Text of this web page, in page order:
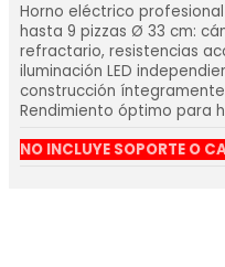
Horno eléctrico profesional
hasta 9 pizzas Ø 33 cm:
refractario, resistencias
iluminación LED
construcción
Rendimiento óptimo para
NO INCLUYE SOPORTE O